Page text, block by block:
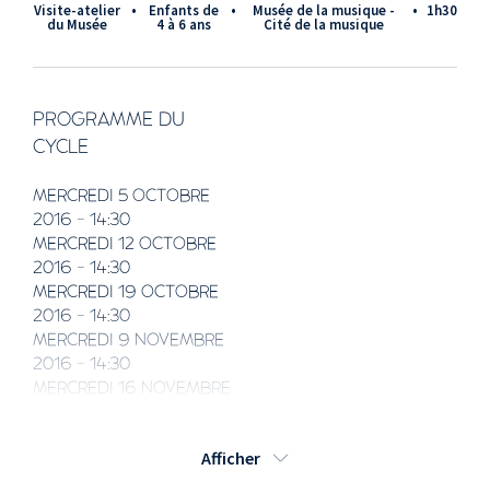
Visite-atelier
du Musée
• Enfants de
4 à 6 ans
• Musée de la musique -
Cité de la musique
• 1h30
PROGRAMME DU
CYCLE
MERCREDI 5 OCTOBRE
2016 - 14:30
MERCREDI 12 OCTOBRE
2016 - 14:30
MERCREDI 19 OCTOBRE
2016 - 14:30
MERCREDI 9 NOVEMBRE
2016 - 14:30
MERCREDI 16 NOVEMBRE
Afficher